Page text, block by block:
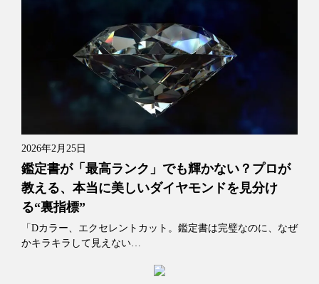
2026年2月25日
鑑定書が「最高ランク」でも輝かない？プロが
教える、本当に美しいダイヤモンドを見分け
る“裏指標”
「Dカラー、エクセレントカット。鑑定書は完璧なのに、なぜ
かキラキラして見えない…